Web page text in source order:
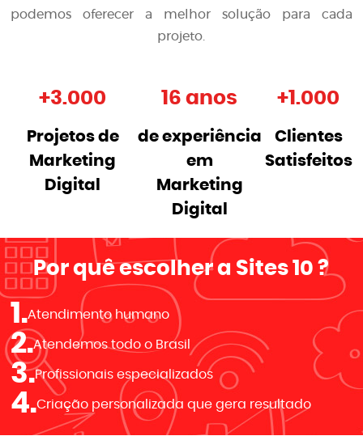
podemos oferecer a melhor solução para cada
projeto.
+3.000
Projetos de
Marketing
Digital
16 anos
de experiência
em
Marketing
Digital
+1.000
Clientes
Satisfeitos
Por quê escolher a Sites 10 ?
1.Atendimento humano
2.Atendemos todo o Brasil
3.Profissionais especializados
4.Criação personalizada que gera resultado